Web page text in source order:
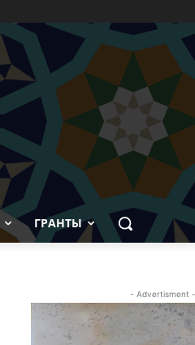
ГРАНТЫ
- Advertisment -